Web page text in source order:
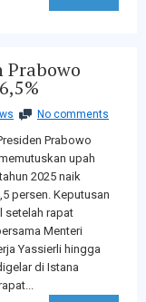
Prabowo
No comments
Prabowo
upah
2025 naik
persen. Keputusan
setelah rapat
Menteri
Yassierli hingga
di Istana